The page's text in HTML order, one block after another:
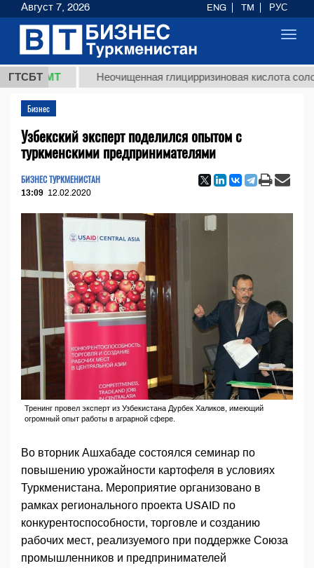
ГТСБТ
ТМТ Неочищенная глицирризиновая кислота
Бизнес
Узбекский эксперт поделился опытом с
туркменскими предпринимателями
БИЗНЕС ТУРКМЕНИСТАН
13:09 12.02.2020
Тренинг провел эксперт из Узбекистана Дурбек Халиков, имеющий
огромный опыт работы в аграрной сфере.
Во вторник Ашхабаде состоялся семинар по
повышению урожайности картофеля в условиях
Туркменистана. Мероприятие организовано в
рамках регионального проекта USAID по
конкурентоспособности, торговле и созданию
рабочих мест, реализуемого при поддержке Союза
промышленников и предпринимателей
Август 7, 2026 ENG TM РУС